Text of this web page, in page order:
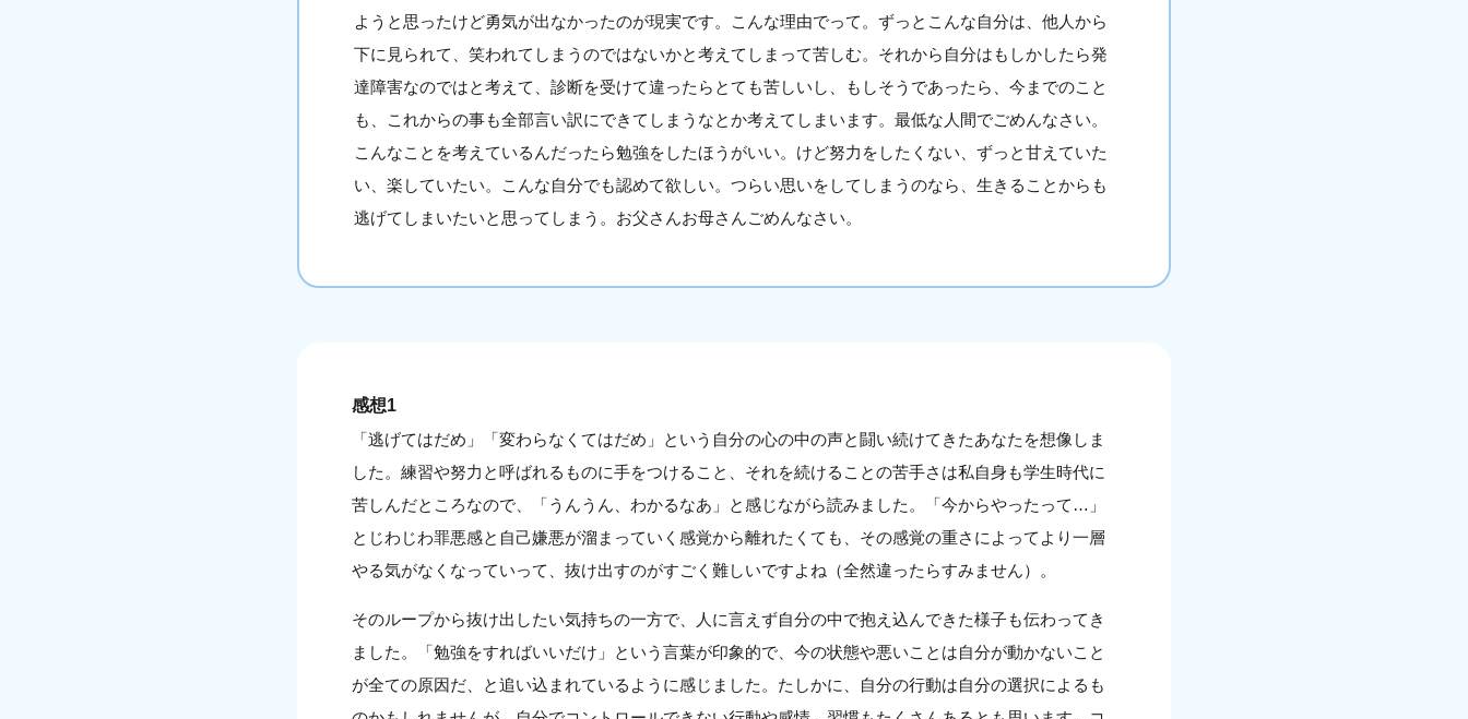
ようと思ったけど勇気が出なかったのが現実です。こんな理由でって。ずっとこんな自分は、他人から
下に見られて、笑われてしまうのではないかと考えてしまって苦しむ。それから自分はもしかしたら発
達障害なのではと考えて、診断を受けて違ったらとても苦しいし、もしそうであったら、今までのこと
も、これからの事も全部言い訳にできてしまうなとか考えてしまいます。最低な人間でごめんなさい。
こんなことを考えているんだったら勉強をしたほうがいい。けど努力をしたくない、ずっと甘えていた
い、楽していたい。こんな自分でも認めて欲しい。つらい思いをしてしまうのなら、生きることからも
逃げてしまいたいと思ってしまう。お父さんお母さんごめんなさい。
感想1
「逃げてはだめ」「変わらなくてはだめ」という自分の心の中の声と闘い続けてきたあなたを想像しま
した。練習や努力と呼ばれるものに手をつけること、それを続けることの苦手さは私自身も学生時代に
苦しんだところなので、「うんうん、わかるなあ」と感じながら読みました。「今からやったって…」
とじわじわ罪悪感と自己嫌悪が溜まっていく感覚から離れたくても、その感覚の重さによってより一層
やる気がなくなっていって、抜け出すのがすごく難しいですよね（全然違ったらすみません）。
そのループから抜け出したい気持ちの一方で、人に言えず自分の中で抱え込んできた様子も伝わってき
ました。「勉強をすればいいだけ」という言葉が印象的で、今の状態や悪いことは自分が動かないこと
が全ての原因だ、と追い込まれているように感じました。たしかに、自分の行動は自分の選択によるも